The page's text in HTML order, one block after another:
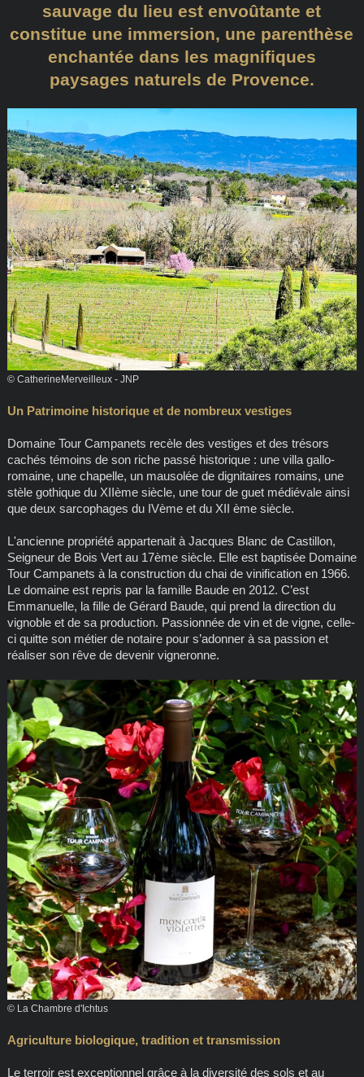
sauvage du lieu est envoûtante et
constitue une immersion, une parenthèse
enchantée dans les magnifiques
paysages naturels de Provence.
© CatherineMerveilleux - JNP
Un Patrimoine historique et de nombreux vestiges
Domaine Tour Campanets recèle des vestiges et des trésors
cachés témoins de son riche passé historique : une villa gallo-
romaine, une chapelle, un mausolée de dignitaires romains, une
stèle gothique du XIIème siècle, une tour de guet médiévale ainsi
que deux sarcophages du IVème et du XII ème siècle.
L'ancienne propriété appartenait à Jacques Blanc de Castillon,
Seigneur de Bois Vert au 17ème siècle. Elle est baptisée Domaine
Tour Campanets à la construction du chai de vinification en 1966.
Le domaine est repris par la famille Baude en 2012. C’est
Emmanuelle, la fille de Gérard Baude, qui prend la direction du
vignoble et de sa production. Passionnée de vin et de vigne, celle-
ci quitte son métier de notaire pour s’adonner à sa passion et
réaliser son rêve de devenir vigneronne.
© La Chambre d'Ichtus
Agriculture biologique, tradition et transmission
Le terroir est exceptionnel grâce à la diversité des sols et au